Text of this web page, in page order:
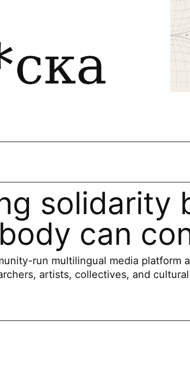
solidarity
can
run multilingual media platform
artists, collectives, and